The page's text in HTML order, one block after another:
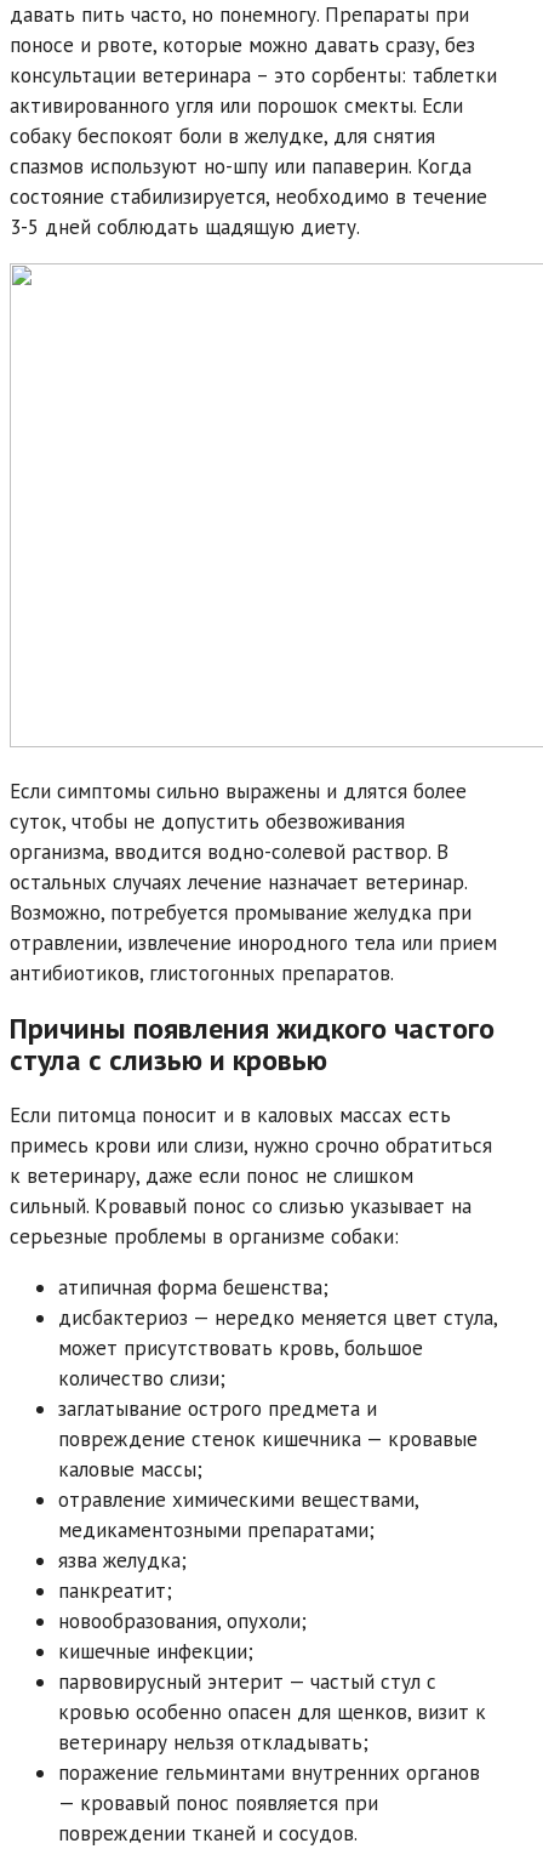
давать пить часто, но понемногу. Препараты при
поносе и рвоте, которые можно давать сразу, без
консультации ветеринара – это сорбенты: таблетки
активированного угля или порошок смекты. Если
собаку беспокоят боли в желудке, для снятия
спазмов используют но-шпу или папаверин. Когда
состояние стабилизируется, необходимо в течение
3-5 дней соблюдать щадящую диету.
Если симптомы сильно выражены и длятся более
суток, чтобы не допустить обезвоживания
организма, вводится водно-солевой раствор. В
остальных случаях лечение назначает ветеринар.
Возможно, потребуется промывание желудка при
отравлении, извлечение инородного тела или прием
антибиотиков, глистогонных препаратов.
Причины появления жидкого частого
стула с слизью и кровью
Если питомца поносит и в каловых массах есть
примесь крови или слизи, нужно срочно обратиться
к ветеринару, даже если понос не слишком
сильный. Кровавый понос со слизью указывает на
серьезные проблемы в организме собаки:
атипичная форма бешенства;
дисбактериоз — нередко меняется цвет стула,
может присутствовать кровь, большое
количество слизи;
заглатывание острого предмета и
повреждение стенок кишечника — кровавые
каловые массы;
отравление химическими веществами,
медикаментозными препаратами;
язва желудка;
панкреатит;
новообразования, опухоли;
кишечные инфекции;
парвовирусный энтерит — частый стул с
кровью особенно опасен для щенков, визит к
ветеринару нельзя откладывать;
поражение гельминтами внутренних органов
— кровавый понос появляется при
повреждении тканей и сосудов.